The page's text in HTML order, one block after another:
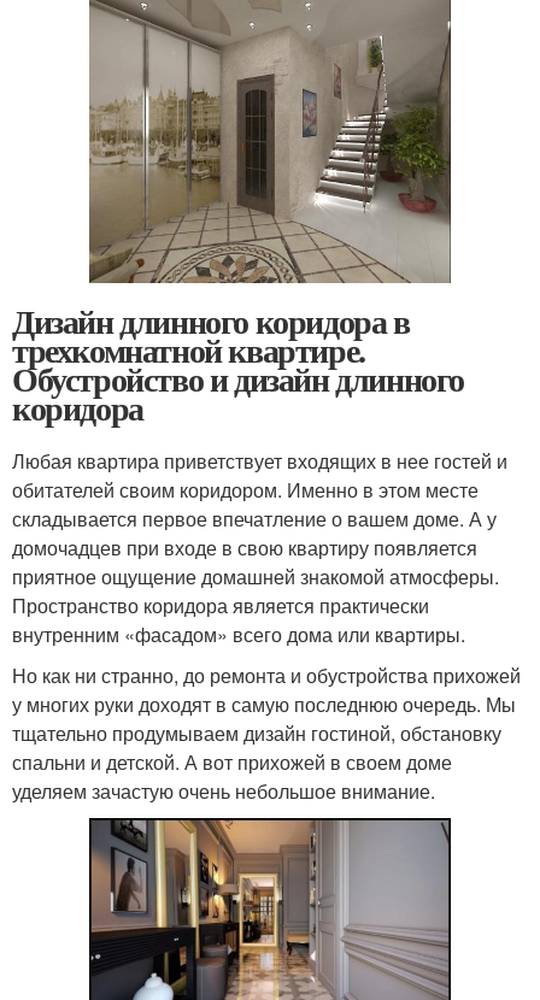
Дизайн длинного коридора в
трехкомнатной квартире.
Обустройство и дизайн длинного
коридора
Любая квартира приветствует входящих в нее гостей и
обитателей своим коридором. Именно в этом месте
складывается первое впечатление о вашем доме. А у
домочадцев при входе в свою квартиру появляется
приятное ощущение домашней знакомой атмосферы.
Пространство коридора является практически
внутренним «фасадом» всего дома или квартиры.
Но как ни странно, до ремонта и обустройства прихожей
у многих руки доходят в самую последнюю очередь. Мы
тщательно продумываем дизайн гостиной, обстановку
спальни и детской. А вот прихожей в своем доме
уделяем зачастую очень небольшое внимание.